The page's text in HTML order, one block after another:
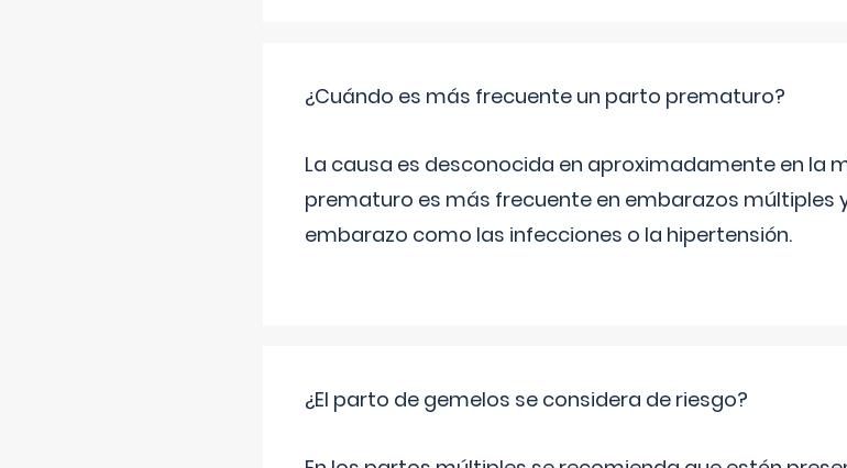
¿Cuándo es más frecuente un parto prematuro?
La causa es desconocida en aproximadamente en la
prematuro es más frecuente en embarazos múltiples
embarazo como las infecciones o la hipertensión.
¿El parto de gemelos se considera de riesgo?